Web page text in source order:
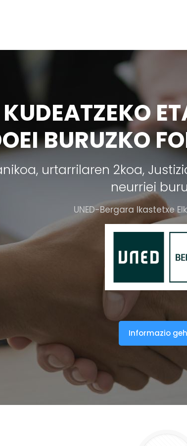
BURUZKO
urtarrilaren 2koa,
neurriei
UNED-Bergara Ikastetxe
Informazio